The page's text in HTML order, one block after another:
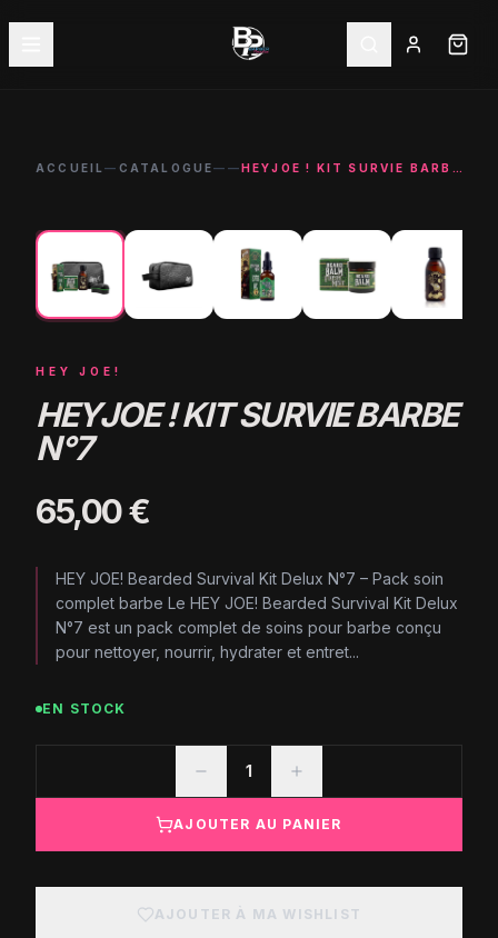
ACCUEIL— CATALOGUE— — HEYJOE ! KIT SURVIE BARBE N°7
HEY JOE!
HEYJOE ! KIT SURVIE BARBE
N°7
65,00 €
HEY JOE! Bearded Survival Kit Delux N°7 – Pack soin
complet barbe Le HEY JOE! Bearded Survival Kit Delux
N°7 est un pack complet de soins pour barbe conçu
pour nettoyer, nourrir, hydrater et entret...
EN STOCK
1
AJOUTER AU PANIER
AJOUTER À MA WISHLIST